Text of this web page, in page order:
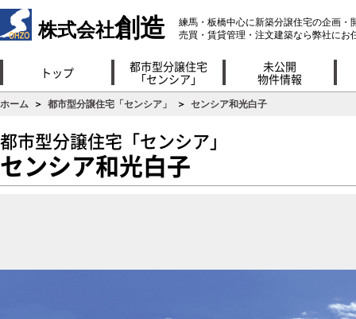
株式会社創造
練馬・板橋中心に新築分譲住宅の企画・
売買・賃貸管理・注文建築なら弊社にお
トップ
都市型分譲住宅
「センシア」
未公開
物件情報
ホーム ＞ 都市型分譲住宅「センシア」 ＞ センシア和光白子
都市型分譲住宅「センシア」
センシア和光白子